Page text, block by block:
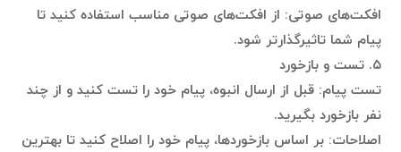
افکت‌های صوتی: از افکت‌های صوتی مناسب استفاده کنید تا
پیام شما تاثیرگذارتر شود.
۵. تست و بازخورد
تست پیام: قبل از ارسال انبوه، پیام خود را تست کنید و از چند
نفر بازخورد بگیرید.
اصلاحات: بر اساس بازخوردها، پیام خود را اصلاح کنید تا بهترین